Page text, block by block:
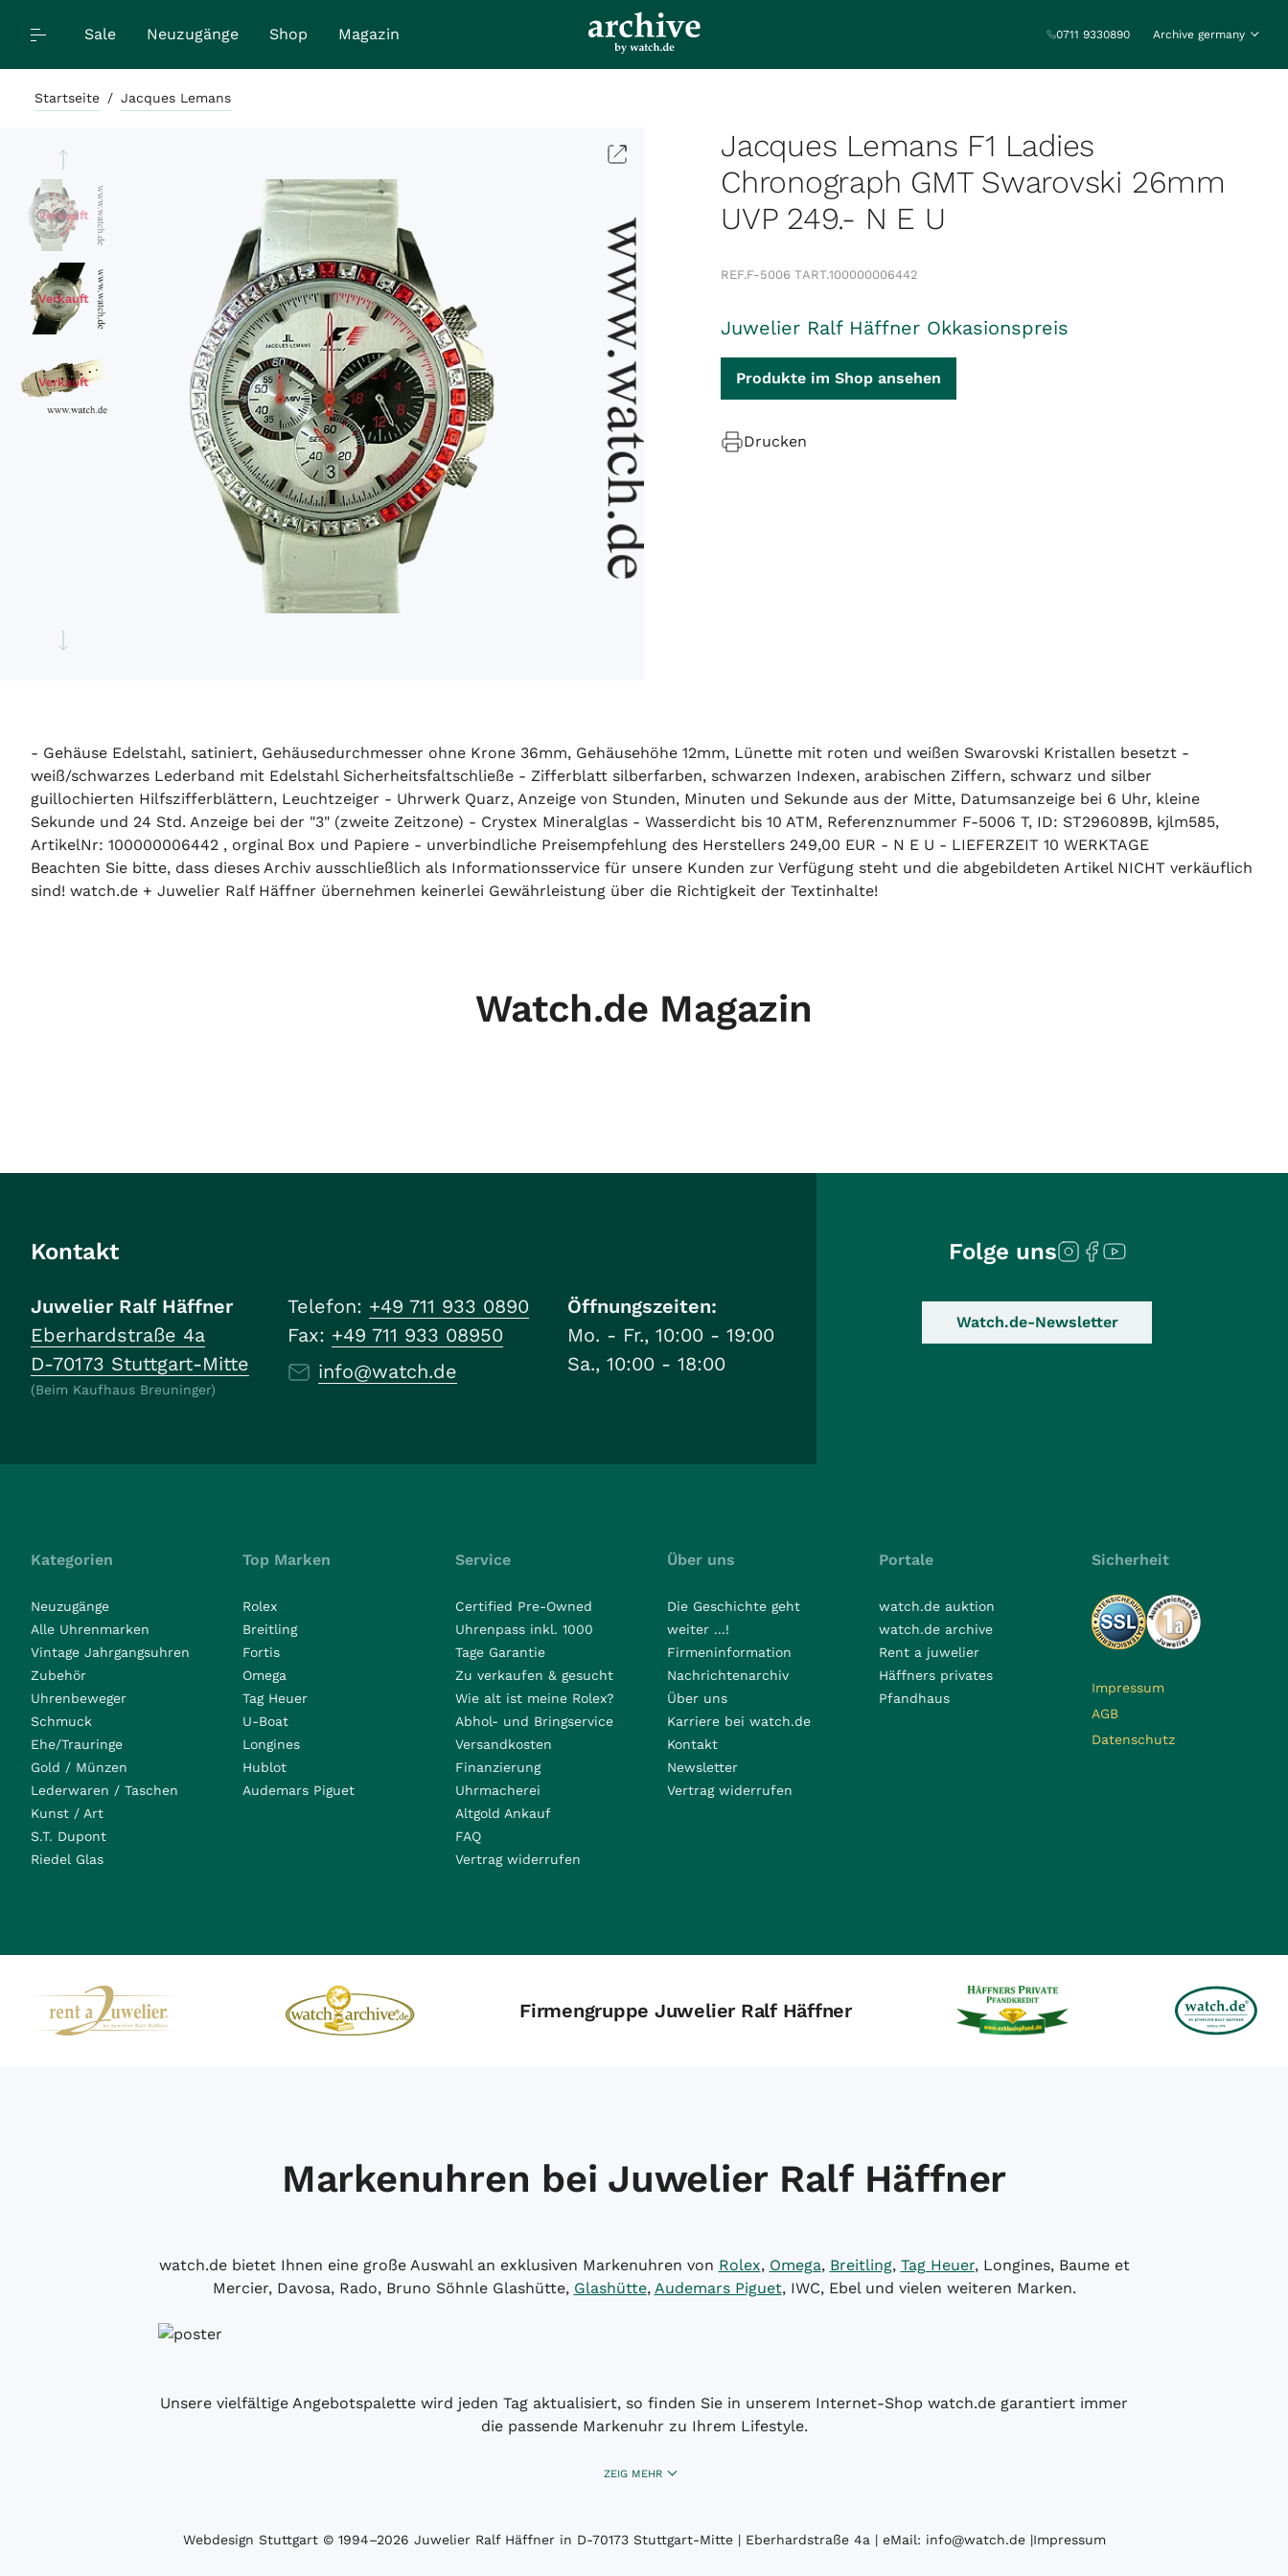
Sale Neuzugänge Shop Magazin 0711 9330890 Archive germany
Startseite / Jacques Lemans
Jacques Lemans F1 Ladies
Chronograph GMT Swarovski 26mm
UVP 249.- N E U
Verkauft
Verkauft
Verkauft
REF.F-5006 TART.100000006442
Juwelier Ralf Häffner Okkasionspreis
Produkte im Shop ansehen
Drucken
- Gehäuse Edelstahl, satiniert, Gehäusedurchmesser ohne Krone 36mm, Gehäusehöhe 12mm, Lünette mit roten und weißen Swarovski Kristallen besetzt -
weiß/schwarzes Lederband mit Edelstahl Sicherheitsfaltschließe - Zifferblatt silberfarben, schwarzen Indexen, arabischen Ziffern, schwarz und silber
guillochierten Hilfszifferblättern, Leuchtzeiger - Uhrwerk Quarz, Anzeige von Stunden, Minuten und Sekunde aus der Mitte, Datumsanzeige bei 6 Uhr, kleine
Sekunde und 24 Std. Anzeige bei der "3" (zweite Zeitzone) - Crystex Mineralglas - Wasserdicht bis 10 ATM, Referenznummer F-5006 T, ID: ST296089B, kjlm585,
ArtikelNr: 100000006442 , orginal Box und Papiere - unverbindliche Preisempfehlung des Herstellers 249,00 EUR - N E U - LIEFERZEIT 10 WERKTAGE
Beachten Sie bitte, dass dieses Archiv ausschließlich als Informationsservice für unsere Kunden zur Verfügung steht und die abgebildeten Artikel NICHT verkäuflich
sind! watch.de + Juwelier Ralf Häffner übernehmen keinerlei Gewährleistung über die Richtigkeit der Textinhalte!
Watch.de Magazin
Kontakt
Juwelier Ralf Häffner
Eberhardstraße 4a
D-70173 Stuttgart-Mitte
(Beim Kaufhaus Breuninger)
Telefon: +49 711 933 0890
Fax: +49 711 933 08950
info@watch.de
Öffnungszeiten:
Mo. - Fr., 10:00 - 19:00
Sa., 10:00 - 18:00
Folge uns
Watch.de-Newsletter
Kategorien
Neuzugänge
Alle Uhrenmarken
Vintage Jahrgangsuhren
Zubehör
Uhrenbeweger
Schmuck
Ehe/Trauringe
Gold / Münzen
Lederwaren / Taschen
Kunst / Art
S.T. Dupont
Riedel Glas
Top Marken
Rolex
Breitling
Fortis
Omega
Tag Heuer
U-Boat
Longines
Hublot
Audemars Piguet
Service
Certified Pre-Owned
Uhrenpass inkl. 1000
Tage Garantie
Zu verkaufen & gesucht
Wie alt ist meine Rolex?
Abhol- und Bringservice
Versandkosten
Finanzierung
Uhrmacherei
Altgold Ankauf
FAQ
Vertrag widerrufen
Über uns
Die Geschichte geht
weiter ...!
Firmeninformation
Nachrichtenarchiv
Über uns
Karriere bei watch.de
Kontakt
Newsletter
Vertrag widerrufen
Portale
watch.de auktion
watch.de archive
Rent a juwelier
Häffners privates
Pfandhaus
Sicherheit
Impressum
AGB
Datenschutz
Firmengruppe Juwelier Ralf Häffner
Markenuhren bei Juwelier Ralf Häffner
watch.de bietet Ihnen eine große Auswahl an exklusiven Markenuhren von Rolex, Omega, Breitling, Tag Heuer, Longines, Baume et
Mercier, Davosa, Rado, Bruno Söhnle Glashütte, Glashütte, Audemars Piguet, IWC, Ebel und vielen weiteren Marken.
Unsere vielfältige Angebotspalette wird jeden Tag aktualisiert, so finden Sie in unserem Internet-Shop watch.de garantiert immer
die passende Markenuhr zu Ihrem Lifestyle.
ZEIG MEHR
Webdesign Stuttgart© 1994­–2026 Juwelier Ralf Häffner in D-70173 Stuttgart-Mitte | Eberhardstraße 4a | eMail: info@watch.de|Impressum